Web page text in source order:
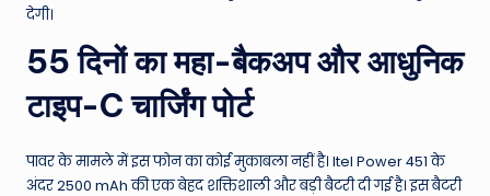
देगी।
55 दिनों का महा-बैकअप और आधुनिक
टाइप-C चार्जिंग पोर्ट
पावर के मामले में इस फोन का कोई मुकाबला नहीं है। Itel Power 451 के
अंदर 2500 mAh की एक बेहद शक्तिशाली और बड़ी बैटरी दी गई है। इस बैटरी